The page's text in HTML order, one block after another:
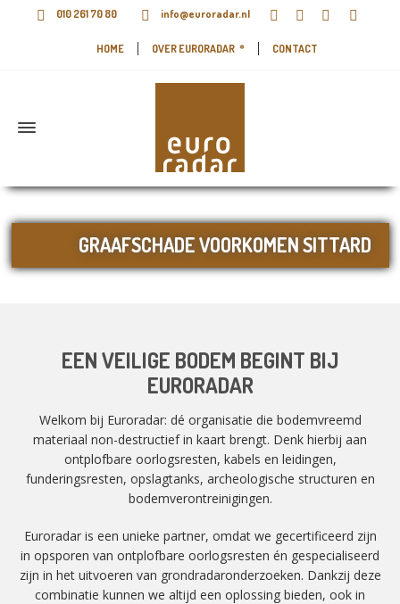
010 261 70 80 info@euroradar.nl
HOME OVER EURORADAR CONTACT
GRAAFSCHADE VOORKOMEN SITTARD
EEN VEILIGE BODEM BEGINT BIJ
EURORADAR
Welkom bij Euroradar: dé organisatie die bodemvreemd
materiaal non-destructief in kaart brengt. Denk hierbij aan
ontplofbare oorlogsresten, kabels en leidingen,
funderingsresten, opslagtanks, archeologische structuren en
bodemverontreinigingen.
Euroradar is een unieke partner, omdat we gecertificeerd zijn
in opsporen van ontplofbare oorlogsresten én gespecialiseerd
zijn in het uitvoeren van grondradaronderzoeken. Dankzij deze
combinatie kunnen we altijd een oplossing bieden, ook in